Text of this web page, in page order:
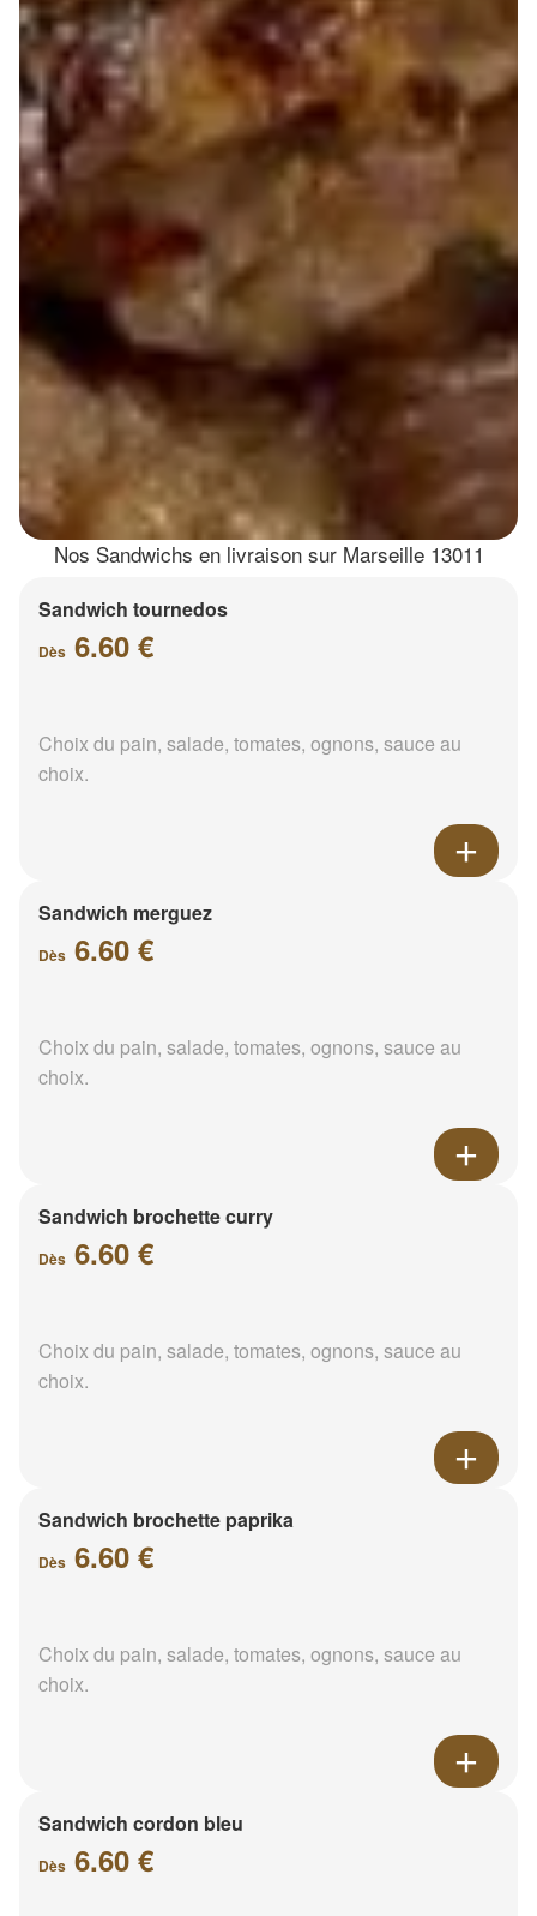
Nos Sandwichs en livraison sur Marseille 13011
Sandwich tournedos
Dès 6.60 €
Choix du pain, salade, tomates, ognons, sauce au
choix.
Sandwich merguez
Dès 6.60 €
Choix du pain, salade, tomates, ognons, sauce au
choix.
Sandwich brochette curry
Dès 6.60 €
Choix du pain, salade, tomates, ognons, sauce au
choix.
Sandwich brochette paprika
Dès 6.60 €
Choix du pain, salade, tomates, ognons, sauce au
choix.
Sandwich cordon bleu
Dès 6.60 €